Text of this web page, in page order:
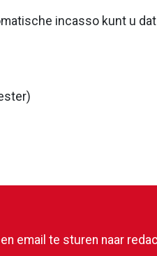
incasso kunt u
email te sturen naar